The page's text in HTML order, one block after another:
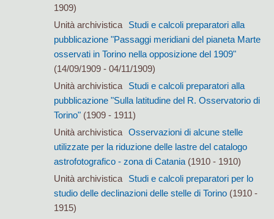
1909)
Unità archivistica
Studi e calcoli preparatori alla
pubblicazione "Passaggi meridiani del pianeta Marte
osservati in Torino nella opposizione del 1909"
(14/09/1909 - 04/11/1909)
Unità archivistica
Studi e calcoli preparatori alla
pubblicazione "Sulla latitudine del R. Osservatorio di
Torino"(1909 - 1911)
Unità archivistica
Osservazioni di alcune stelle
utilizzate per la riduzione delle lastre del catalogo
astrofotografico - zona di Catania(1910 - 1910)
Unità archivistica
Studi e calcoli preparatori per lo
studio delle declinazioni delle stelle di Torino(1910 -
1915)